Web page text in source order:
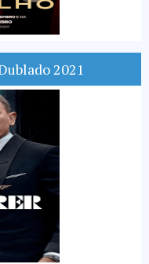
2021